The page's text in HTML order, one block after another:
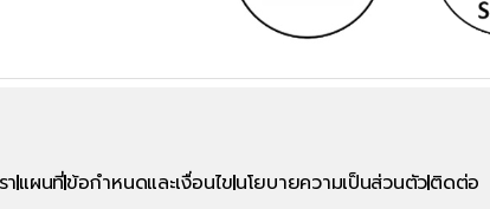
าแผนที่ข้อกำหนดและเงื่อนไขนโยบายความเป็นส่วนตัวติดต่อ